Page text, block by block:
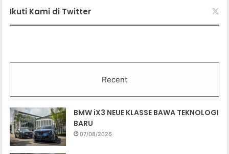
Ikuti Kami di Twitter
Recent
BMW iX3 NEUE KLASSE BAWA TEKNOLOGI
BARU
07/08/2026